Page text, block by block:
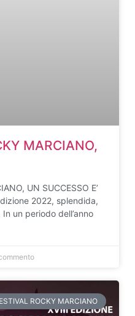
MARCIANO,
UN SUCCESSO E’
2022, splendida,
un periodo dell’anno
ROCKY MARCIANO